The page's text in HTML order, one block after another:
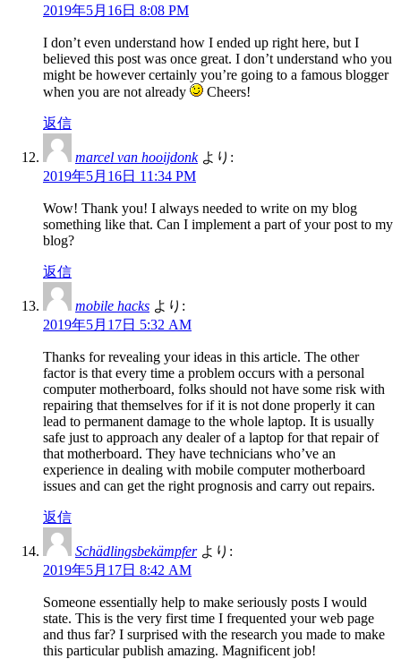
2019年5月16日 8:08 PM
I don’t even understand how I ended up right here, but I
believed this post was once great. I don’t understand who you
might be however certainly you’re going to a famous blogger
when you are not already
Cheers!
返信
marcel van hooijdonk より:
2019年5月16日 11:34 PM
Wow! Thank you! I always needed to write on my blog
something like that. Can I implement a part of your post to my
blog?
返信
mobile hacks より:
2019年5月17日 5:32 AM
Thanks for revealing your ideas in this article. The other
factor is that every time a problem occurs with a personal
computer motherboard, folks should not have some risk with
repairing that themselves for if it is not done properly it can
lead to permanent damage to the whole laptop. It is usually
safe just to approach any dealer of a laptop for that repair of
that motherboard. They have technicians who’ve an
experience in dealing with mobile computer motherboard
issues and can get the right prognosis and carry out repairs.
返信
Schädlingsbekämpfer より:
2019年5月17日 8:42 AM
Someone essentially help to make seriously posts I would
state. This is the very first time I frequented your web page
and thus far? I surprised with the research you made to make
this particular publish amazing. Magnificent job!